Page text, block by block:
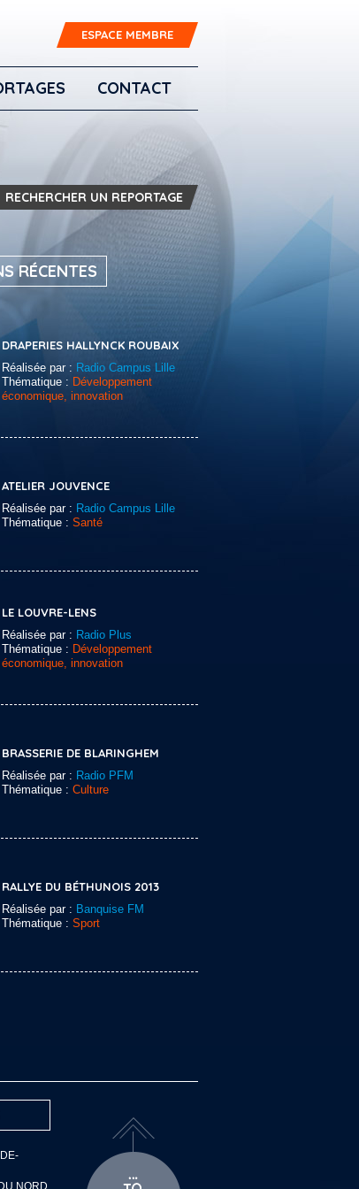
ESPACE MEMBRE
CONTACT
RECHERCHER UN REPORTAGE
RÉCENTES
DRAPERIES HALLYNCK ROUBAIX
Réalisée par : Radio Campus Lille
Thématique : Développement
économique, innovation
ATELIER JOUVENCE
Réalisée par : Radio Campus Lille
Thématique : Santé
LE LOUVRE-LENS
Réalisée par : Radio Plus
Thématique : Développement
économique, innovation
BRASSERIE DE BLARINGHEM
Réalisée par : Radio PFM
Thématique : Culture
RALLYE DU BÉTHUNOIS 2013
Réalisée par : Banquise FM
Thématique : Sport
NORD